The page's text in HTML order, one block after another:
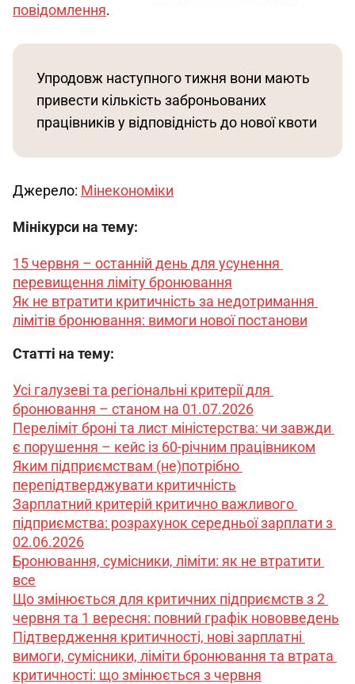
повідомлення.
Упродовж наступного тижня вони мають
привести кількість заброньованих
працівників у відповідність до нової квоти
Джерело: Мінекономіки
Мінікурси на тему:
15 червня – останній день для усунення
перевищення ліміту бронювання
Як не втратити критичність за недотримання
лімітів бронювання: вимоги нової постанови
Статті на тему:
Усі галузеві та регіональні критерії для
бронювання – станом на 01.07.2026
Переліміт броні та лист міністерства: чи завжди
є порушення – кейс із 60-річним працівником
Яким підприємствам (не)потрібно
перепідтверджувати критичність
Зарплатний критерій критично важливого
підприємства: розрахунок середньої зарплати з
02.06.2026
Бронювання, сумісники, ліміти: як не втратити
все
Що змінюється для критичних підприємств з 2
червня та 1 вересня: повний графік нововведень
Підтвердження критичності, нові зарплатні
вимоги, сумісники, ліміти бронювання та втрата
критичності: що змінюється з червня